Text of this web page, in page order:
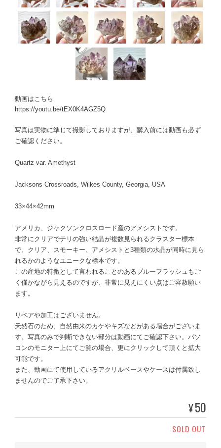
動画はこちら
https://youtu.be/tEX0K4AGZ5Q
写真は実物に準じて撮影しておりますが、購入前には動画も必ず
ご確認ください。
Quartz var. Amethyst
Jacksons Crossroads, Wilkes County, Georgia, USA
33×44×42mm
アメリカ、ジャクソンクロスロード産のアメシストです。
非常にクリアでテリの強い結晶が複数見られるクラスター標本
で、クリア、スモーキー、アメシストと3種類の水晶が同時に見ら
れるかのようなユニークな標本です。
この産地の特徴として言われることのあるブルーフラッシュもご
く僅かながら見えるのですが、非常に見えにくい点はご容赦願い
ます。
リペアや加工はございません。
天然石のため、自然由来のカケやキズなどがある場合がございま
す。写真のみで判断できない部分は動画にてご確認下さい。パソ
コンのモニター上にてご覧の場合、更にクリックして頂くと拡大
可能です。
また、動画にて使用しているアクリルベースやケースは付属致し
ませんのでご了承下さい。
¥50
SOLD OUT